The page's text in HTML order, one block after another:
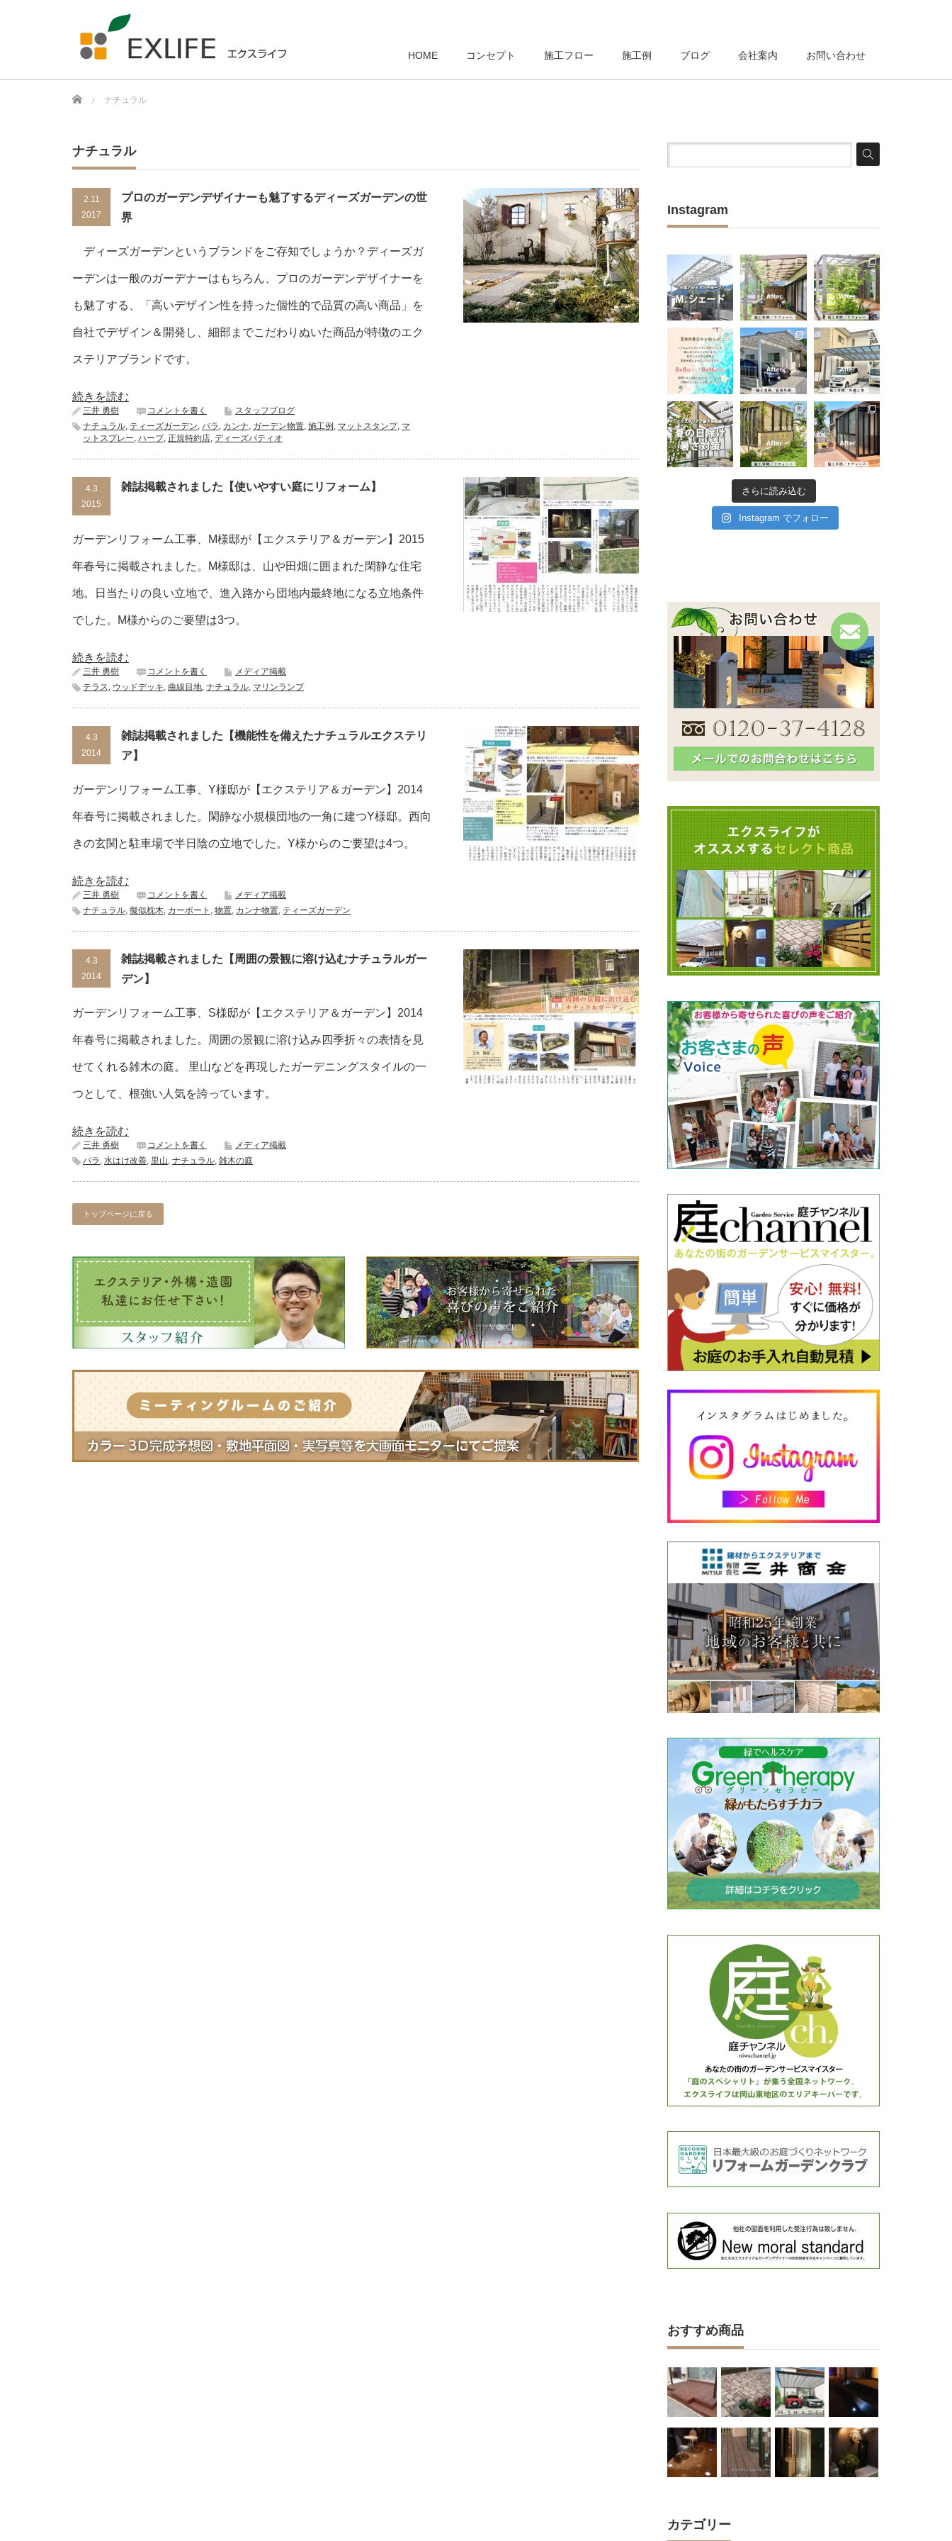
HOME コンセプト 施工フロー 施工例 ブログ 会社案内 お問い合わせ
Home ナチュラル
ナチュラル
2.11
2017
プロのガーデンデザイナーも魅了するディーズガーデンの世
界
ディーズガーデンというブランドをご存知でしょうか？ディーズガ
ーデンは一般のガーデナーはもちろん、プロのガーデンデザイナーを
も魅了する、「高いデザイン性を持った個性的で品質の高い商品」を
自社でデザイン＆開発し、細部までこだわりぬいた商品が特徴のエク
ステリアブランドです。
続きを読む
三井 勇樹 コメントを書く
スタッフブログ
ナチュラル, ティーズガーデン, バラ , カンナ, ガーデン物置, 施工例 , マットスタンプ, マ
ットスプレー, ハーブ, 正規特約店, ディーズパティオ
4.3
2015
雑誌掲載されました【使いやすい庭にリフォーム】
ガーデンリフォーム工事、M様邸が【エクステリア＆ガーデン】2015
年春号に掲載されました。M様邸は、山や田畑に囲まれた閑静な住宅
地。日当たりの良い立地で、進入路から団地内最終地になる立地条件
でした。M様からのご要望は3つ。
続きを読む
三井 勇樹 コメントを書く
メディア掲載
テラス, ウッドデッキ, 曲線目地, ナチュラル, マリンランプ
4.3
2014
雑誌掲載されました【機能性を備えたナチュラルエクステリ
ア】
ガーデンリフォーム工事、Y様邸が【エクステリア＆ガーデン】2014
年春号に掲載されました。閑静な小規模団地の一角に建つY様邸。西向
きの玄関と駐車場で半日陰の立地でした。Y様からのご要望は4つ。
続きを読む
三井 勇樹 コメントを書く
メディア掲載
ナチュラル, 擬似枕木, カーポート , 物置, カンナ物置, ティーズガーデン
4.3
2014
雑誌掲載されました【周囲の景観に溶け込むナチュラルガー
デン】
ガーデンリフォーム工事、S様邸が【エクステリア＆ガーデン】2014
年春号に掲載されました。周囲の景観に溶け込み四季折々の表情を見
せてくれる雑木の庭。 里山などを再現したガーデニングスタイルの一
つとして、根強い人気を誇っています。
続きを読む
三井 勇樹 コメントを書く
メディア掲載
バラ , 水はけ改善, 里山, ナチュラル, 雑木の庭
トップページに戻る
Instagram
さらに読み込む
Instagram でフォロー
おすすめ商品
カテゴリー